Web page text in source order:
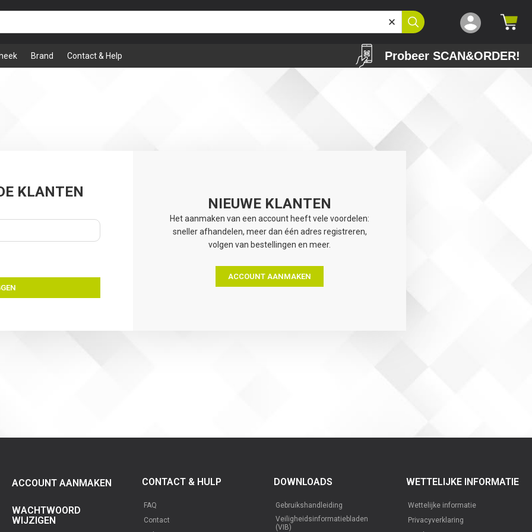
Brand Contact & Help Probeer SCAN&ORDER!
KLANTEN
NIEUWE KLANTEN
Het aanmaken van een account heeft vele voordelen:
sneller afhandelen, meer dan één adres registreren,
volgen van bestellingen en meer.
ACCOUNT AANMAKEN
ACCOUNT AANMAKEN
WACHTWOORD
WIJZIGEN
CONTACT & HULP
FAQ
Contact
DOWNLOADS
Gebruikshandleiding
Veiligheidsinformatiebladen
(VIB)
WETTELIJKE INFORMATIE
Wettelijke informatie
Privacyverklaring